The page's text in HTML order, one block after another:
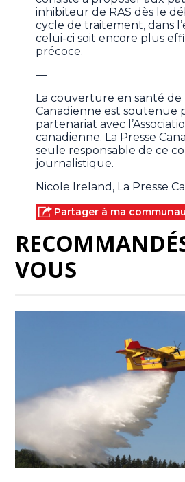
inhibiteur de RAS dès le
cycle de traitement, dans
celui-ci soit encore plus
précoce.
—
La couverture en santé de
Canadienne est soutenue
partenariat avec
canadienne. La Presse
seule responsable de ce
journalistique.
Nicole Ireland, La Presse
Partager à ma
VOUS